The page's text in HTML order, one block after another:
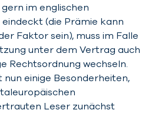
gern im englischen
(die Prämie kann
Faktor sein), muss im Falle
unter dem Vertrag auch
Rechtsordnung wechseln.
nun einige Besonderheiten,
Leser zunächst